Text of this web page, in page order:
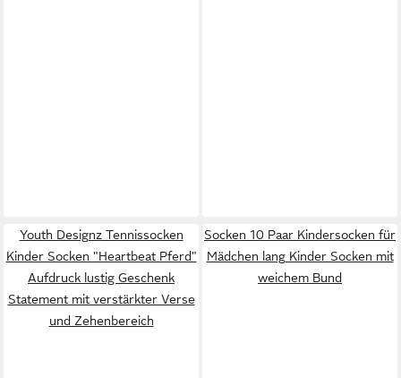
Youth Designz Tennissocken
Kinder Socken "Heartbeat Pferd"
Aufdruck lustig Geschenk
Statement mit verstärkter Verse
und Zehenbereich
Socken 10 Paar Kindersocken für
Mädchen lang Kinder Socken mit
weichem Bund